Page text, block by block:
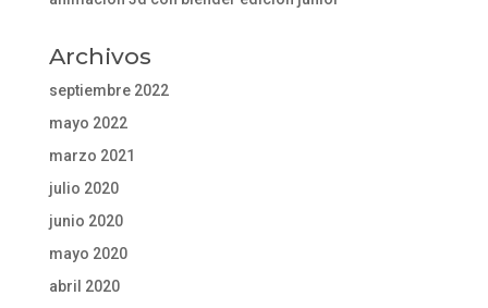
Archivos
septiembre 2022
mayo 2022
marzo 2021
julio 2020
junio 2020
mayo 2020
abril 2020